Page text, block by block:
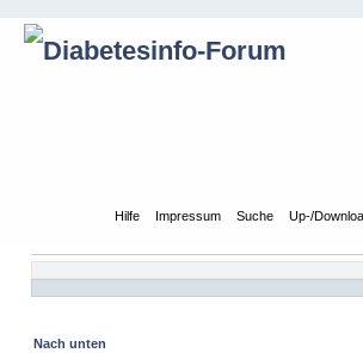
Hilfe Impressum Suche Up-/
Nach unten